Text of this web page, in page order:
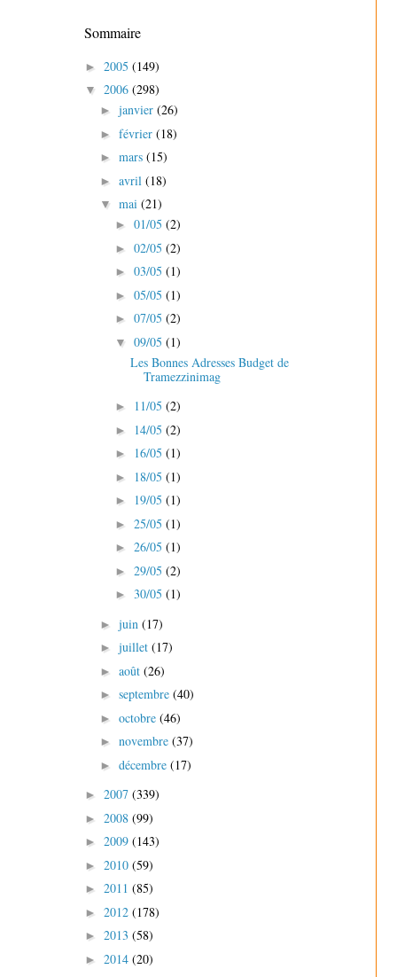
Sommaire
► 2005 (149)
▼ 2006 (298)
► janvier (26)
► février (18)
► mars (15)
► avril (18)
▼ mai (21)
► 01/05 (2)
► 02/05 (2)
► 03/05 (1)
► 05/05 (1)
► 07/05 (2)
▼ 09/05 (1)
Les Bonnes Adresses Budget de
Tramezzinimag
► 11/05 (2)
► 14/05 (2)
► 16/05 (1)
► 18/05 (1)
► 19/05 (1)
► 25/05 (1)
► 26/05 (1)
► 29/05 (2)
► 30/05 (1)
► juin (17)
► juillet (17)
► août (26)
► septembre (40)
► octobre (46)
► novembre (37)
► décembre (17)
► 2007 (339)
► 2008 (99)
► 2009 (143)
► 2010 (59)
► 2011 (85)
► 2012 (178)
► 2013 (58)
► 2014 (20)